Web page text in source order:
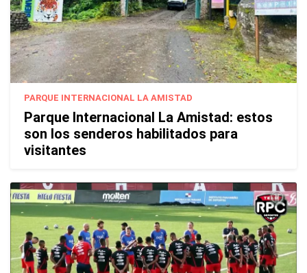
PARQUE INTERNACIONAL LA AMISTAD
Parque Internacional La Amistad: estos
son los senderos habilitados para
visitantes